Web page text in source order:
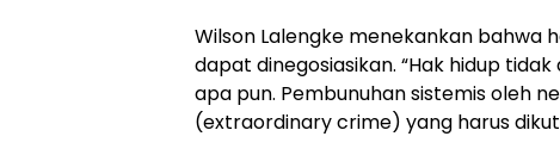
Wilson Lalengke menekankan bahwa
dapat dinegosiasikan. “Hak hidup
apa pun. Pembunuhan sistemis oleh
(extraordinary crime) yang harus